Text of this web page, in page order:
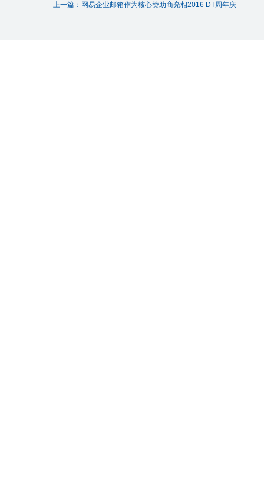
上一篇：网易企业邮箱作为核心赞助商亮相2016 DT周年庆